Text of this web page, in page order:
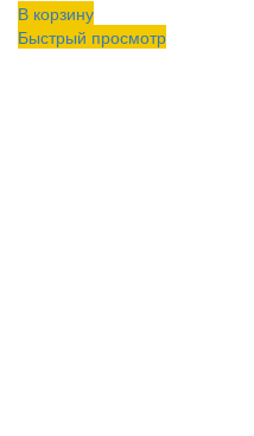
В корзину
Быстрый просмотр